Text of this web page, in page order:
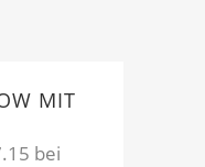
MIT
bei